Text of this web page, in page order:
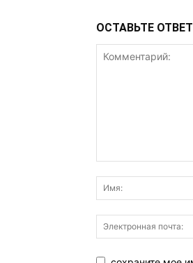
ОСТАВЬТЕ ОТВЕТ